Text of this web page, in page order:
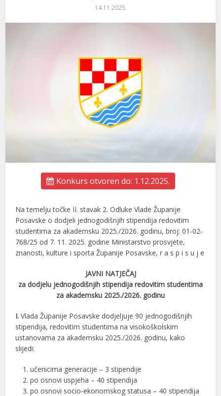
14.11.2025.
Konkurs otvoren do: 1.12.2025.
Na temelju točke II. stavak 2. Odluke Vlade Županije
Posavske o dodjeli jednogodišnjih stipendija redovitim
studentima za akademsku 2025./2026. godinu, broj: 01-02-
768/25 od 7. 11. 2025. godine Ministarstvo prosvjete,
znanosti, kulture i sporta Županije Posavske, r a s p i s u j e
JAVNI NATJEČAJ
za dodjelu jednogodišnjih stipendija redovitim studentima
za akademsku 2025./2026. godinu
I. Vlada Županije Posavske dodjeljuje 90 jednogodišnjih
stipendija, redovitim studentima na visokoškolskim
ustanovama za akademsku 2025./2026. godinu, kako
slijedi:
učenicima generacije – 3 stipendije
po osnovi uspjeha – 40 stipendija
po osnovi socio-ekonomskog statusa – 40 stipendija